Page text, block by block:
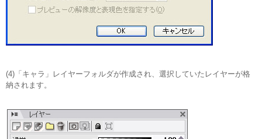
(4)「キャラ」レイヤーフォルダが作成され、選択していたレイヤーが格
納されます。